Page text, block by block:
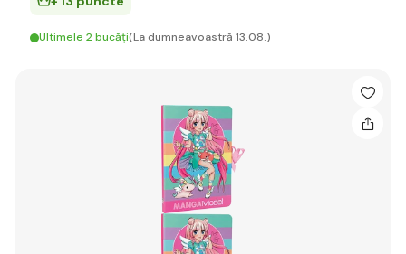
Ultimele 2 bucăți(La dumneavoastră 13.08.)